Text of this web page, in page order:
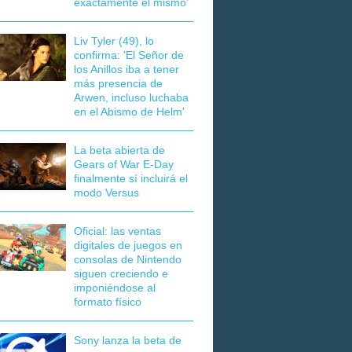
Liv Tyler (49), lo
confirma: 'El Señor de
los Anillos iba a tener
más presencia de
Arwen, incluso luchaba
en el Abismo de Helm'
La beta abierta de
Gears of War E-Day
finalmente sí incluirá el
modo Versus
Oficial: las ventas
digitales de juegos en
consolas de Nintendo
siguen creciendo e
imponiéndose al
formato físico
Sony lanza la beta de